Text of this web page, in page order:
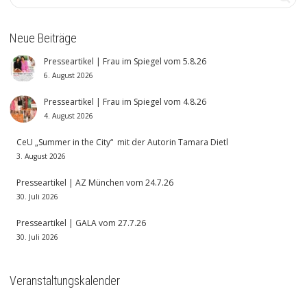
Neue Beiträge
Presseartikel | Frau im Spiegel vom 5.8.26
6. August 2026
Presseartikel | Frau im Spiegel vom 4.8.26
4. August 2026
CeU „Summer in the City“ mit der Autorin Tamara Dietl
3. August 2026
Presseartikel | AZ München vom 24.7.26
30. Juli 2026
Presseartikel | GALA vom 27.7.26
30. Juli 2026
Veranstaltungskalender